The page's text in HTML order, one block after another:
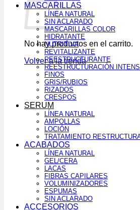
No hay productos en el carrito.
Volver a la tienda
MASCARILLAS
LÍNEA NATURAL
SIN ACLARADO
MASCARILLAS COLOR
HIDRATANTE
NUTRITIVA
REVITALIZANTE
REESTRUCTURANTE
REESTRUCTURACIÓN
FINOS
GRIS/RUBIOS
RIZADOS
CRESPOS
SERUM
LÍNEA NATURAL
AMPOLLAS
LOCIÓN
TRATAMIENTO
ACABADOS
LÍNEA NATURAL
GEL/CERA
LACAS
FIBRAS CAPILARES
VOLUMINIZADORES
ESPUMAS
SIN ACLARADO
ACCESORIOS